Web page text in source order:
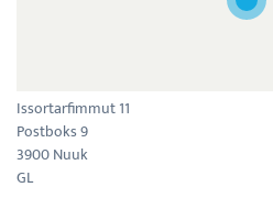
Issortarfimmut 11
Postboks 9
3900 Nuuk
GL